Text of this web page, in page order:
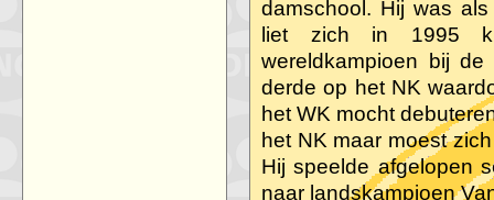
damschool. Hij was
liet zich in 1995
wereldkampioen bij
derde op het NK
het WK mocht
het NK maar moest
Hij speelde afgelopen
naar landskampioen